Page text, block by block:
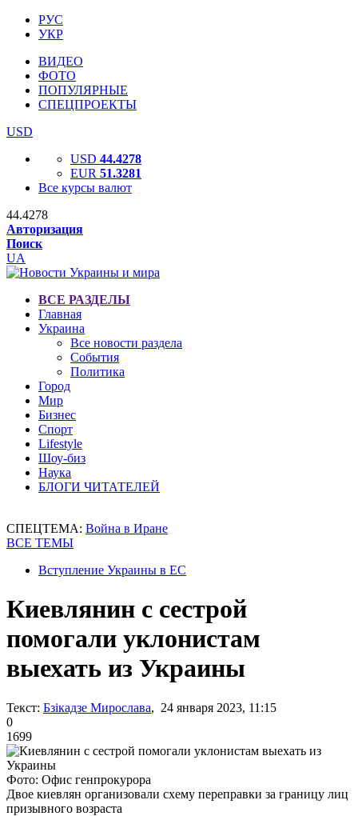
РУС
УКР
ВИДЕО
ФОТО
ПОПУЛЯРНЫЕ
СПЕЦПРОЕКТЫ
USD
USD 44.4278
EUR 51.3281
Все курсы валют
44.4278
Авторизация
Поиск
UA
ВСЕ РАЗДЕЛЫ
Главная
Украина
Все новости раздела
События
Политика
Город
Мир
Бизнес
Спорт
Lifestyle
Шоу-биз
Наука
БЛОГИ ЧИТАТЕЛЕЙ
СПЕЦТЕМА: Война в Иране
ВСЕ ТЕМЫ
Вступление Украины в ЕС
Киевлянин с сестрой
помогали уклонистам
выехать из Украины
Текст: Бзікадзе Мирослава, 24 января 2023, 11:15
0
1699
Фото: Офис генпрокурора
Двое киевлян организовали схему переправки за границу лиц
призывного возраста